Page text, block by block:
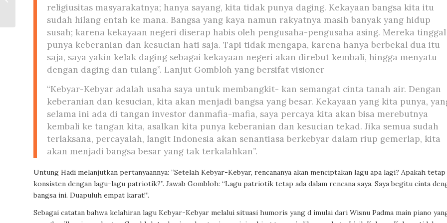
religiusitas masyarakatnya; hanya sayang, kita tidak punya daging. Kekayaan bangsa kita itu
sudah hilang entah ke mana. Bangsa yang kaya namun rakyatnya masih banyak yang hidup
susah; karena kekayaan negeri diserap habis oleh pengusaha-pengusaha asing. Mereka tinggal
punya keberanian dan kesucian hati saja. Tapi tidak mengapa, karena hanya berbekal dua itu
saja, saya yakin kelak daging sebagai kekayaan negeri akan direbut kembali, hingga menyatu
dengan daging dan tulang”. Lanjut Gombloh yang bersifat visioner
“Kebyar-Kebyar adalah usaha saya untuk membangkit- kan semangat cinta tanah air. Dengan
keberanian dan kesucian, kita akan menjadi bangsa yang besar. Kekayaan yang kita punya,
selama ini ada di tangan investor danmafia-mafia, saya percaya kita akan bisa merebutnya
kembali ke tangan kita, asalkan kita punya keberanian dan kesucian tekad. Jika semua sudah
terlaksana, percayalah, langit Indonesia akan senantiasa berkebyar dalam riup gemerlap, kita
akan menjadi bangsa besar yang tak terkalahkan”.
Untung Hadi melanjutkan pertanyaannya: “Setelah Kebyar-Kebyar, rencananya akan menciptakan lagu apa lagi? Apakah tetap
konsisten dengan lagu-lagu patriotik?”. Jawab Gombloh: “Lagu patriotik tetap ada dalam rencana saya. Saya begitu cinta
bangsa ini. Duapuluh empat karat!”.
Sebagai catatan bahwa kelahiran lagu Kebyar-Kebyar melalui situasi humoris yang d imulai dari Wisnu Padma main piano
Politik Kehadiran